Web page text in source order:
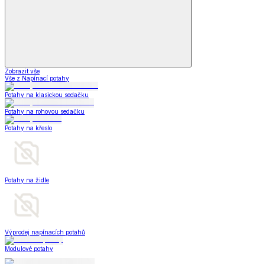
Zobrazit vše
Vše z Napínací potahy
Potahy na klasickou sedačku
Potahy na rohovou sedačku
Potahy na křeslo
Potahy na židle
Výprodej napínacích potahů
Modulové potahy